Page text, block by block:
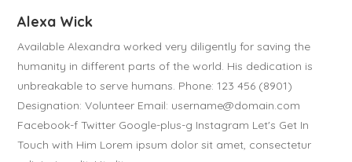
Alexa Wick
Available Alexandra worked very diligently for saving the
humanity in different parts of the world. His dedication is
unbreakable to serve humans. Phone: 123 456 (8901)
Designation: Volunteer Email: username@domain.com
Facebook-f Twitter Google-plus-g Instagram Let's Get In
Touch with Him Lorem ipsum dolor sit amet, consectetur